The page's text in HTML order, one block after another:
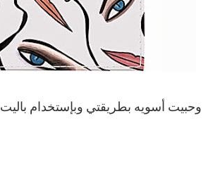
وحبيت أسويه بطريقتي وبإستخدام باليت Naked basics